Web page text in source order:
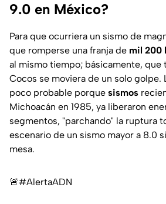
9.0 en México?
Para que ocurriera un sismo de
que romperse una franja de mil 200
al mismo tiempo; básicamente, que
Cocos se moviera de un solo golpe.
poco probable porque sismos
Michoacán en 1985, ya liberaron
segmentos, "parchando" la ruptura
escenario de un sismo mayor a 8.0
mesa.
🚨#AlertaADN